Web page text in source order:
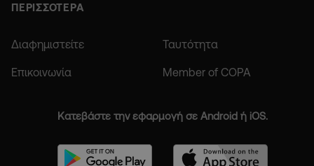
ΠΕΡΙΣΣΟΤΕΡΑ
Διαφημιστείτε Ταυτότητα
Επικοινωνία Member of COPA
Κατεβάστε την εφαρμογή σε Android ή iOS.